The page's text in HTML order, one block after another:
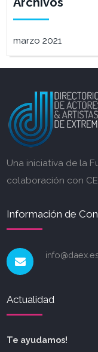
marzo 2021
Una iniciativa de la
colaboración con
Información de
Actualidad
Te ayudamos!